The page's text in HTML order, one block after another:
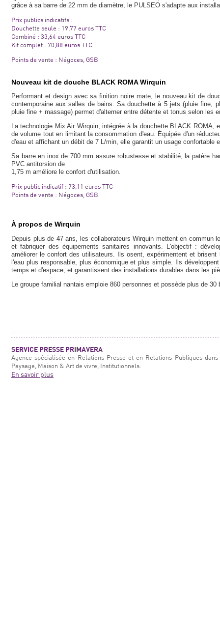
grâce à sa barre de 22 mm de diamètre, le PULSEO s'adapte aux
Prix publics indicatifs :
Douchette seule : 19,77 euros TTC
Combiné : 33,64 euros TTC
Kit complet : 70,88 euros TTC
Points de vente : Négoces, GSB
Nouveau kit de douche BLACK ROMA Wirquin
Performant et design avec sa finition noire mate, le nouveau kit de
contemporaine aux salles de bains. Sa douchette à 5 jets (pluie fine,
pluie fine + massage) permet d'alterner entre détente et tonus selon les
La technologie Mix Air Wirquin, intégrée à la douchette BLACK
de volume tout en limitant la consommation d'eau. Équipée d'un
d'eau et affichant un débit de 7 L/min, elle garantit un usage confortable
Sa barre en inox de 700 mm assure robustesse et stabilité, la patère
PVC antitorsion de
1,75 m améliore le confort d'utilisation.
Prix public indicatif : 73,11 euros TTC
Points de vente : Négoces, GSB
À propos de Wirquin
Depuis plus de 47 ans, les collaborateurs Wirquin mettent en commun
et fabriquer des équipements sanitaires innovants. L'objectif :
améliorer le confort des utilisateurs. Ils osent, expérimentent et
l'eau plus responsable, plus économique et plus simple. Ils
temps et d'espace, et garantissent des installations durables dans les
Le groupe familial nantais emploie 860 personnes et possède plus de
SERVICE PRESSE PRIMAVERA
Agence spécialisée en Relations Presse et en Relations Publiques
Paysage, Maison & Art de vivre, Institutionnels.
En savoir plus